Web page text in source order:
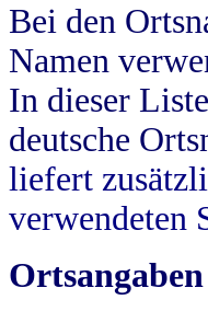
Bei den
Namen
In dieser
deutsche
liefert
verwendeten